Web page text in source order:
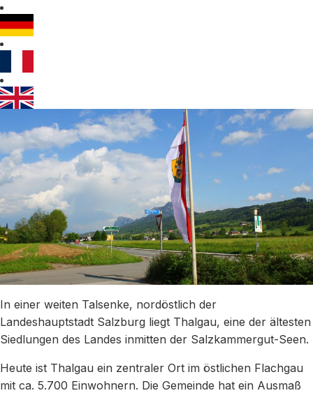
In einer weiten Talsenke, nordöstlich der
Landeshauptstadt Salzburg liegt Thalgau, eine der ältesten
Siedlungen des Landes inmitten der Salzkammergut-Seen.
Heute ist Thalgau ein zentraler Ort im östlichen Flachgau
mit ca. 5.700 Einwohnern. Die Gemeinde hat ein Ausmaß